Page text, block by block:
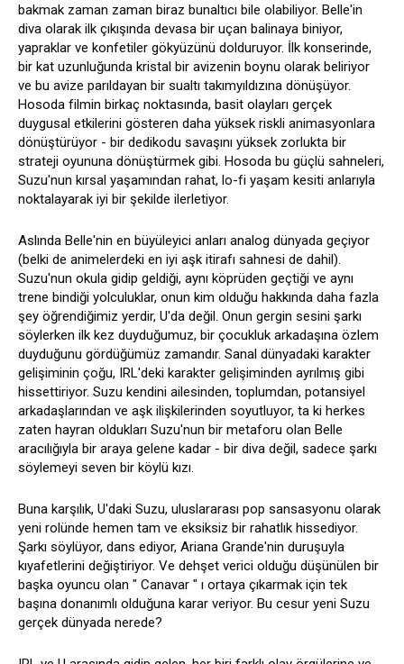
bakmak zaman zaman biraz bunaltıcı bile olabiliyor. Belle'in
diva olarak ilk çıkışında devasa bir uçan balinaya biniyor,
yapraklar ve konfetiler gökyüzünü dolduruyor. İlk konserinde,
bir kat uzunluğunda kristal bir avizenin boynu olarak beliriyor
ve bu avize parıldayan bir sualtı takımyıldızına dönüşüyor.
Hosoda filmin birkaç noktasında, basit olayları gerçek
duygusal etkilerini gösteren daha yüksek riskli animasyonlara
dönüştürüyor - bir dedikodu savaşını yüksek zorlukta bir
strateji oyununa dönüştürmek gibi. Hosoda bu güçlü sahneleri,
Suzu'nun kırsal yaşamından rahat, lo-fi yaşam kesiti anlarıyla
noktalayarak iyi bir şekilde ilerletiyor.
Aslında Belle'nin en büyüleyici anları analog dünyada geçiyor
(belki de animelerdeki en iyi aşk itirafı sahnesi de dahil).
Suzu'nun okula gidip geldiği, aynı köprüden geçtiği ve aynı
trene bindiği yolculuklar, onun kim olduğu hakkında daha fazla
şey öğrendiğimiz yerdir, U'da değil. Onun gergin sesini şarkı
söylerken ilk kez duyduğumuz, bir çocukluk arkadaşına özlem
duyduğunu gördüğümüz zamandır. Sanal dünyadaki karakter
gelişiminin çoğu, IRL'deki karakter gelişiminden ayrılmış gibi
hissettiriyor. Suzu kendini ailesinden, toplumdan, potansiyel
arkadaşlarından ve aşk ilişkilerinden soyutluyor, ta ki herkes
zaten hayran oldukları Suzu'nun bir metaforu olan Belle
aracılığıyla bir araya gelene kadar - bir diva değil, sadece şarkı
söylemeyi seven bir köylü kızı.
Buna karşılık, U'daki Suzu, uluslararası pop sansasyonu olarak
yeni rolünde hemen tam ve eksiksiz bir rahatlık hissediyor.
Şarkı söylüyor, dans ediyor, Ariana Grande'nin duruşuyla
kıyafetlerini değiştiriyor. Ve dehşet verici olduğu düşünülen bir
başka oyuncu olan " Canavar " ı ortaya çıkarmak için tek
başına donanımlı olduğuna karar veriyor. Bu cesur yeni Suzu
gerçek dünyada nerede?